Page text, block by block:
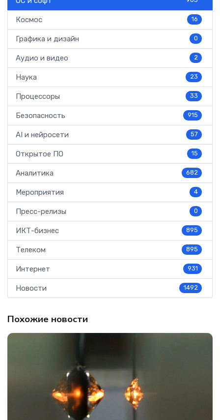
Космос 16
Графика и дизайн 0
Аудио и видео 2
Наука 23
Процессоры 33
Безопасность 915
AI и нейросети 57
Открытое ПО 15
Аналитика 682
Мероприятия 4
Пресс-релизы 0
ИКТ-бизнес 895
Телеком 895
Интернет 931
Новости 1492
Похожие новости